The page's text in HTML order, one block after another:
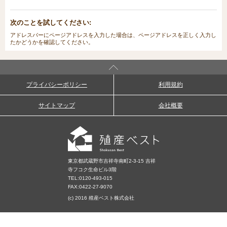
次のことを試してください:
アドレスバーにページアドレスを入力した場合は、ページアドレスを正しく入力し
たかどうかを確認してください。
プライバシーポリシー 利用規約
サイトマップ 会社概要
東京都武蔵野市吉祥寺南町2-3-15 吉祥
寺フコク生命ビル3階
TEL:0120-493-015
FAX:0422-27-9070
(c) 2016 殖産ベスト株式会社